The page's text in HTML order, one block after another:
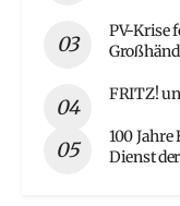
PV-Krise
FRITZ!
100
Dienst